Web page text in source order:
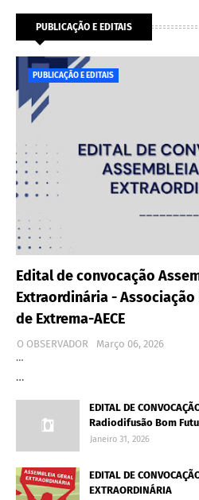
PUBLICAÇÃO E EDITAIS
PUBLICAÇÃO E EDITAIS
Edital de convocação
Extraordinária - Associação
de Extrema-AECE
O OBSERVADOR
Março 06, 2026
…
…
EDITAL DE
Radiodifusão Bom
Janeiro 31, 2026
EDITAL DE
EXTRAORDINÁRIA